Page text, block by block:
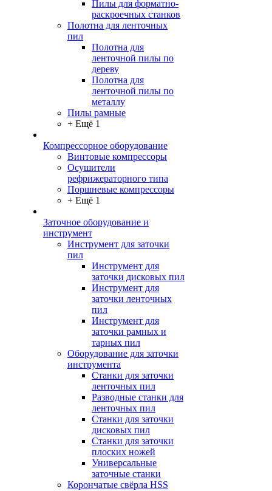
Пилы для форматно-
раскроечных станков
Полотна для ленточных
пил
Полотна для
ленточной пилы по
дереву
Полотна для
ленточной пилы по
металлу
Пилы рамные
+ Ещё 1
Компрессорное оборудование
Винтовые компрессоры
Осушители
рефрижераторного типа
Поршневые компрессоры
+ Ещё 1
Заточное оборудование и
инструмент
Инструмент для заточки
пил
Инструмент для
заточки дисковых пил
Инструмент для
заточки ленточных
пил
Инструмент для
заточки рамных и
тарных пил
Оборудование для заточки
инструмента
Станки для заточки
ленточных пил
Разводные станки для
ленточных пил
Станки для заточки
дисковых пил
Станки для заточки
плоских ножей
Универсальные
заточные станки
Корончатые свёрла HSS